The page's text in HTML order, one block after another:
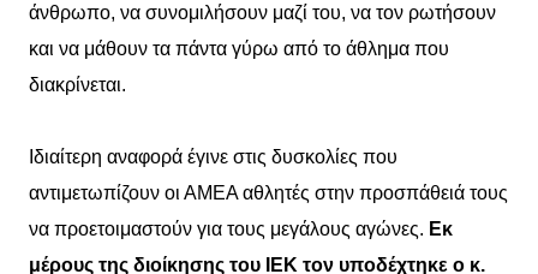
άνθρωπο, να συνομιλήσουν μαζί του, να τον ρωτήσουν
και να μάθουν τα πάντα γύρω από το άθλημα που
διακρίνεται.
Ιδιαίτερη αναφορά έγινε στις δυσκολίες που
αντιμετωπίζουν οι ΑΜΕΑ αθλητές στην προσπάθειά τους
να προετοιμαστούν για τους μεγάλους αγώνες. Εκ
μέρους της διοίκησης του ΙΕΚ τον υποδέχτηκε ο κ.